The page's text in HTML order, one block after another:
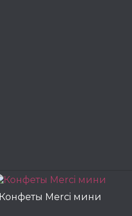
Конфеты Merci мини